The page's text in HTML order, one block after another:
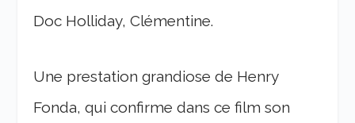
Doc Holliday, Clémentine.
Une prestation grandiose de Henry
Fonda, qui confirme dans ce film son